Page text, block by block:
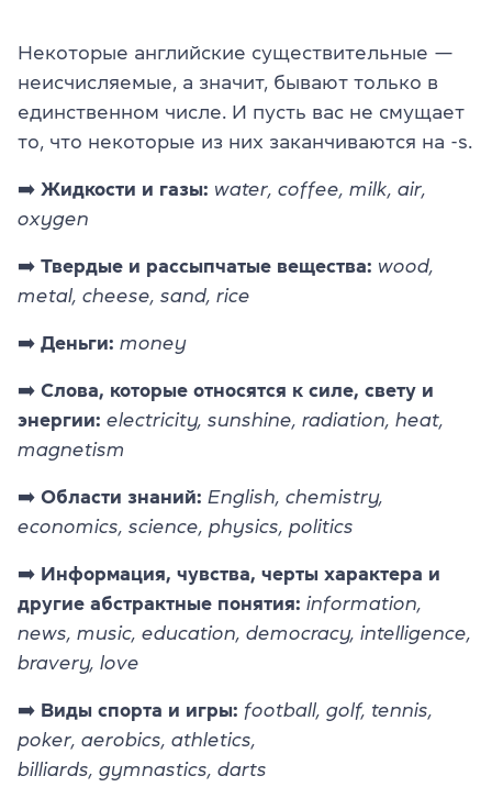
Некоторые английские существительные —
неисчисляемые, а значит, бывают только в
единственном числе. И пусть вас не смущает
то, что некоторые из них заканчиваются на -s.
➡️ Жидкости и газы: water, coffee, milk, air,
oxygen
➡️ Твердые и рассыпчатые вещества: wood,
metal, cheese, sand, rice
➡️ Деньги: money
➡️ Слова, которые относятся к силе, свету и
энергии: electricity, sunshine, radiation, heat,
magnetism
➡️ Области знаний: English, chemistry,
economics, science, physics, politics
➡️ Информация, чувства, черты характера и
другие абстрактные понятия: information,
news, music, education, democracy, intelligence,
bravery, love
➡️ Виды спорта и игры: football, golf, tennis,
poker, aerobics, athletics,
billiards, gymnastics, darts